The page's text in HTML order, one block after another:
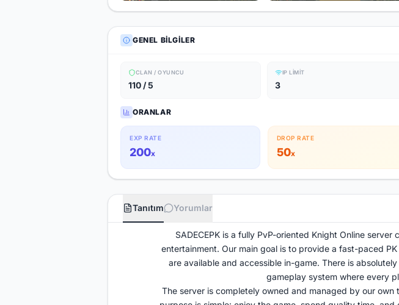
GENEL BILGILER
CLAN / OYUNCU
110 / 5
IP LIMIT
3
ORANLAR
EXP RATE
200x
DROP RATE
50x
Tanıtım Yorumlar
SADECEPK is a fully PvP-oriented Knight Online
entertainment. Our main goal is to provide a fast-paced
are available and accessible in-game. There is
gameplay system where every
The server is completely owned and managed by our